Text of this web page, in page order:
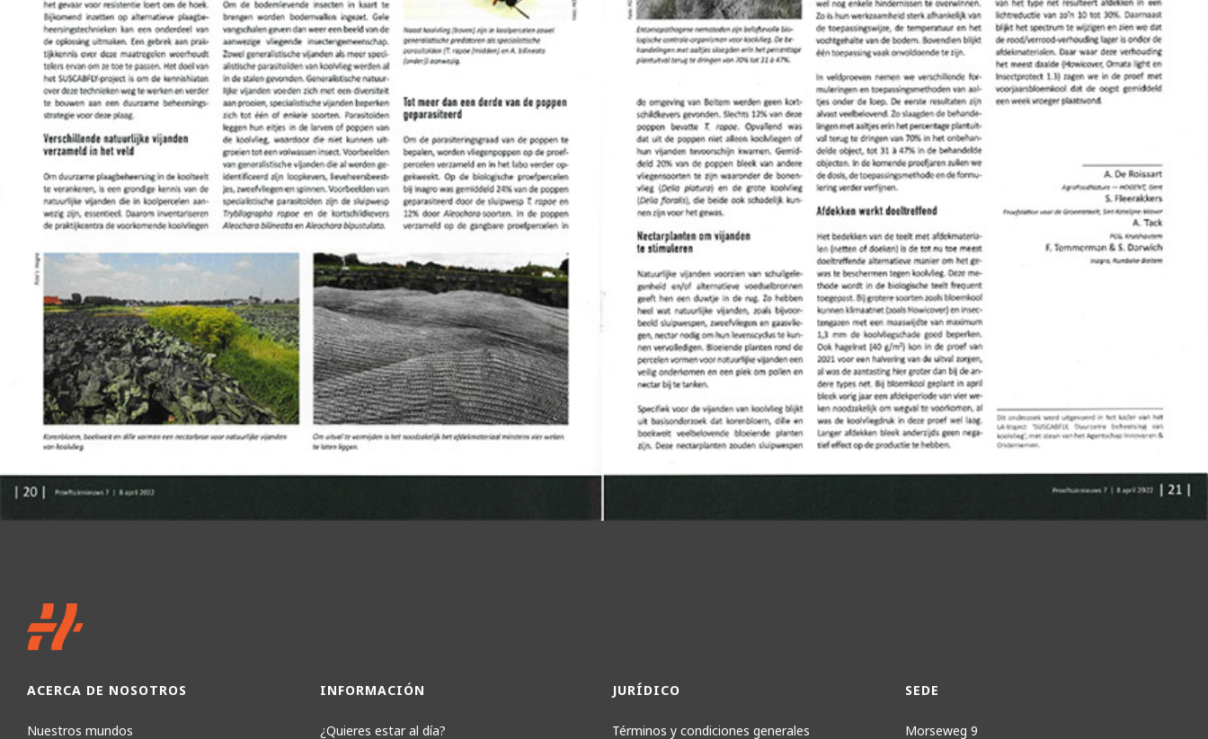
ACERCA DE NOSOTROS
Nuestros mundos
INFORMACIÓN
¿Quieres estar al día?
JURÍDICO
Términos y condiciones generales
SEDE
Morseweg 9